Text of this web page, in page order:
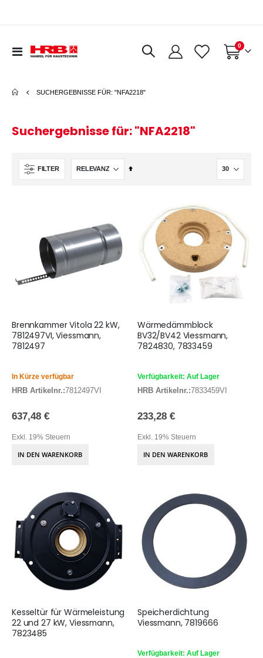
Navigation
Warenkorb
0Artikel
SUCHERGEBNISSE FÜR: "NFA2218"
Suchergebnisse für: "NFA2218"
FILTER
In
Brennkammer Vitola 22 kW,
7812497VI, Viessmann,
7812497
In Kürze verfügbar
HRB Artikelnr.:7812497VI
637,48 €
Exkl. 19% Steuern
IN DEN WARENKORB
Wärmedämmblock
BV32/BV42 Viessmann,
7824830, 7833459
Verfügbarkeit: Auf Lager
HRB Artikelnr.:7833459VI
233,28 €
Exkl. 19% Steuern
IN DEN WARENKORB
Kesseltür für Wärmeleistung
22 und 27 kW, Viessmann,
7823485
Speicherdichtung
Viessmann, 7819666
Verfügbarkeit: Auf Lager